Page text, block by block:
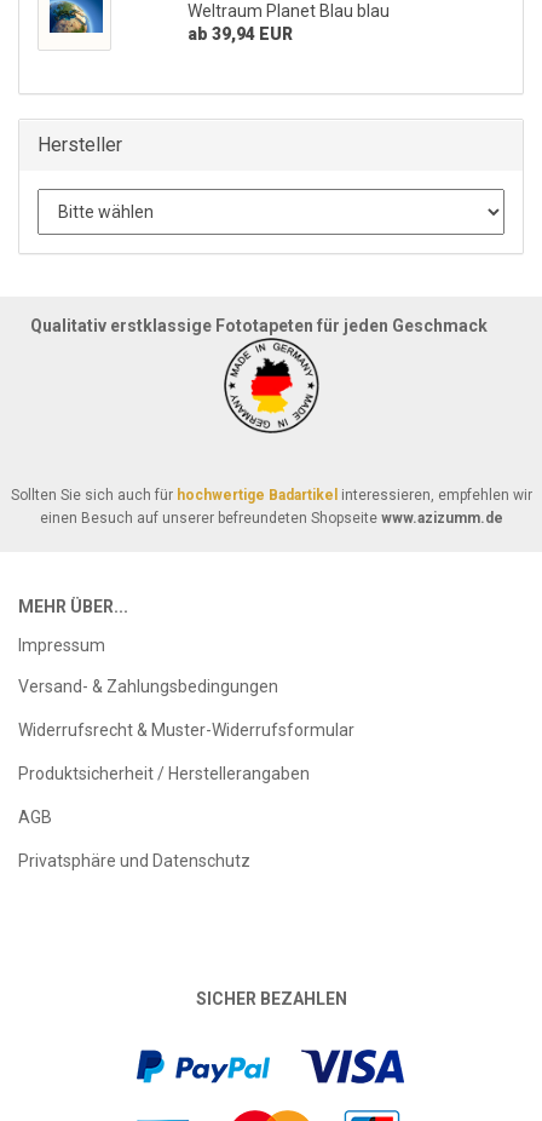
Weltraum Planet Blau blau
ab 39,94 EUR
Hersteller
Qualitativ erstklassige Fototapeten für jeden Geschmack
Sollten Sie sich auch für hochwertige Badartikel interessieren, empfehlen wir
einen Besuch auf unserer befreundeten Shopseite www.azizumm.de
MEHR ÜBER...
Impressum
Versand- & Zahlungsbedingungen
Widerrufsrecht & Muster-Widerrufsformular
Produktsicherheit / Herstellerangaben
AGB
Privatsphäre und Datenschutz
SICHER BEZAHLEN